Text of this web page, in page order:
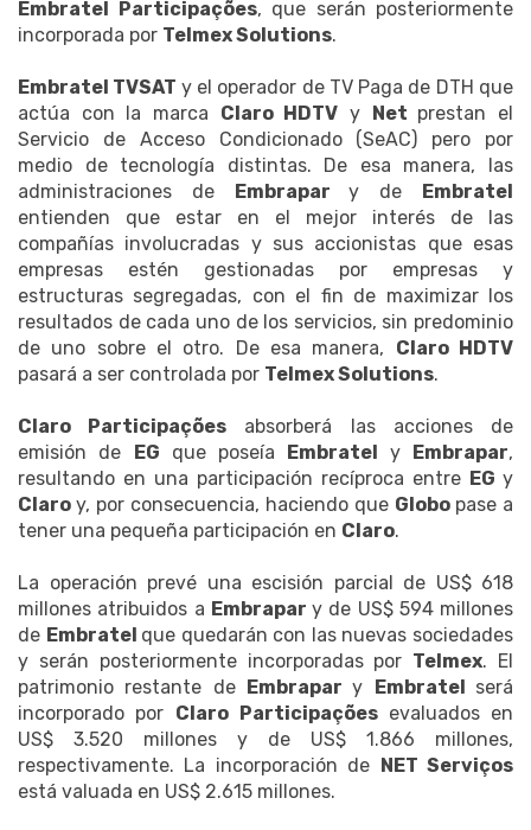
Embratel Participações, que serán posteriormente
incorporada por Telmex Solutions.
Embratel TVSAT y el operador de TV Paga de DTH que
actúa con la marca Claro HDTV y Net prestan el
Servicio de Acceso Condicionado (SeAC) pero por
medio de tecnología distintas. De esa manera, las
administraciones de Embrapary de Embratel
entienden que estar en el mejor interés de las
compañías involucradas y sus accionistas que esas
empresas estén gestionadas por empresas y
estructuras segregadas, con el fin de maximizar los
resultados de cada uno de los servicios, sin predominio
de uno sobre el otro. De esa manera, Claro HDTV
pasará a ser controlada por Telmex Solutions.
Claro Participações absorberá las acciones de
emisión de EG que poseía Embratel y Embrapar,
resultando en una participación recíproca entre EG y
Claro y, por consecuencia, haciendo que Globo pase a
tener una pequeña participación en Claro.
La operación prevé una escisión parcial de US$ 618
millones atribuidos a Embrapar y de US$ 594 millones
de Embratel que quedarán con las nuevas sociedades
y serán posteriormente incorporadas por Telmex. El
patrimonio restante de Embrapary Embratel será
incorporado por Claro Participações evaluados en
US$ 3.520 millones y de US$ 1.866 millones,
respectivamente. La incorporación de NET Serviços
está valuada en US$ 2.615 millones.